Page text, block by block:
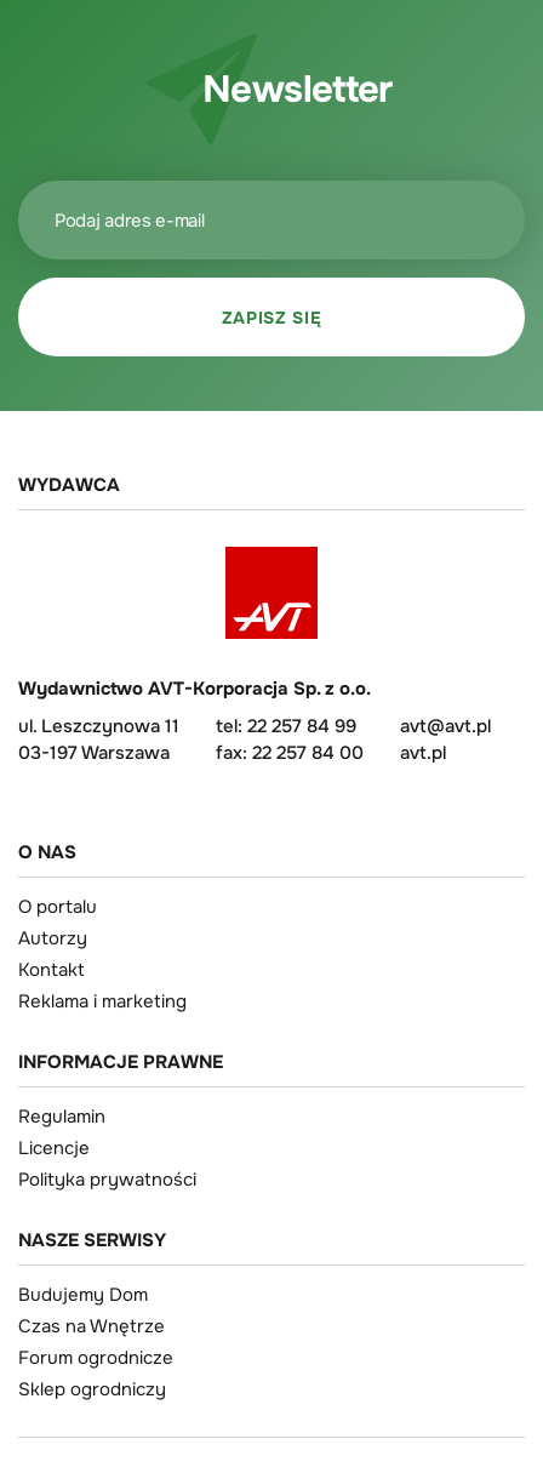
Newsletter
WYDAWCA
Wydawnictwo AVT-Korporacja Sp. z o.o.
ul. Leszczynowa 11
03-197 Warszawa
tel: 22 257 84 99
fax: 22 257 84 00
avt@avt.pl
avt.pl
O NAS
O portalu
Autorzy
Kontakt
Reklama i marketing
INFORMACJE PRAWNE
Regulamin
Licencje
Polityka prywatności
NASZE SERWISY
Budujemy Dom
Czas na Wnętrze
Forum ogrodnicze
Sklep ogrodniczy